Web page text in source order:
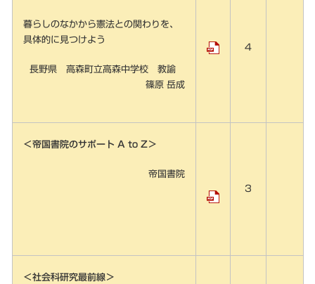
暮らしのなかから憲法との関わりを、
具体的に見つけよう
長野県 高森町立高森中学校 教諭
篠原 岳成
4
＜帝国書院のサポート A to Z＞
帝国書院
3
＜社会科研究最前線＞